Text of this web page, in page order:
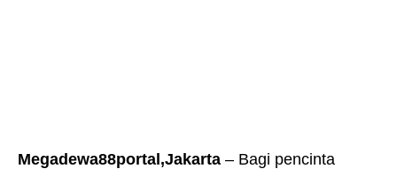
Megadewa88portal,Jakarta – Bagi pencinta